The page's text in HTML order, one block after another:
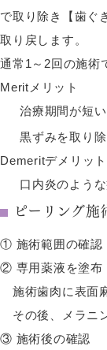
で取り除き【歯ぐ
取り戻します。
通常1～2回の施術
Merit メリット
治療期間が短い
黒ずみを取り
Demeritデメリット
口内炎のよう
ピーリング
① 施術範囲の確認
② 専用薬液を塗布
施術歯肉に表面
その後、メラニ
③ 施術後の確認